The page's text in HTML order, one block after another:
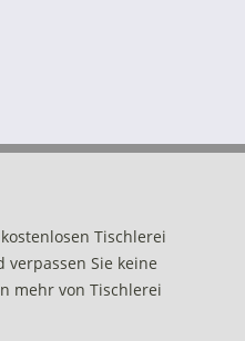
Tischlerei
verpassen Sie keine
mehr von Tischlerei